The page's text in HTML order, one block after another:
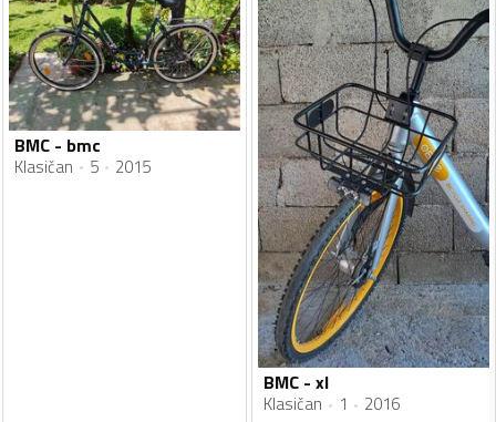
BMC - bmc
Klasičan 5 2015
BMC - xl
Klasičan 1 2016